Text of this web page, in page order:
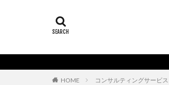
HOME コンサルティングサービス